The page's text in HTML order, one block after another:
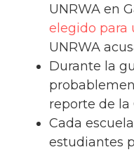
UNRWA en
elegido para
UNRWA
Durante la
reporte de la
Cada
estudiantes